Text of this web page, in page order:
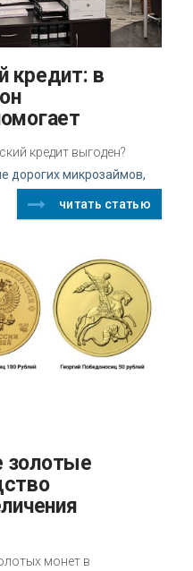
кредит выгоден?
дорогих микрозаймов,
читать статью
монет в